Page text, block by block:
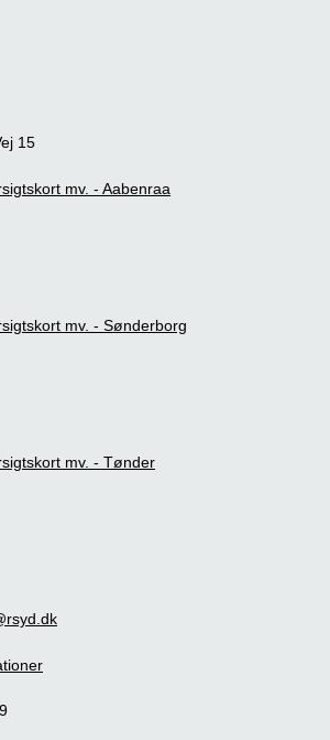
15
mv. - Aabenraa
mv. - Sønderborg
mv. - Tønder